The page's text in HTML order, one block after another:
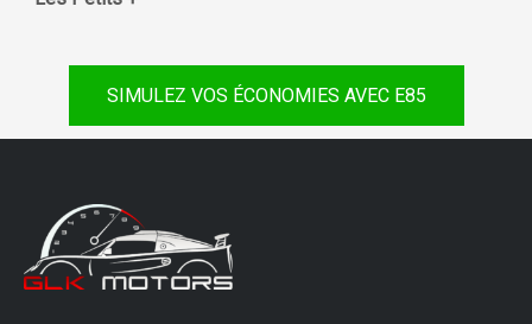
SIMULEZ VOS ÉCONOMIES AVEC E85